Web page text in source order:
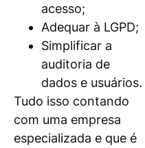
acesso;
Adequar à LGPD;
Simplificar a
auditoria de
dados e usuários.
Tudo isso contando
com uma empresa
especializada e que é